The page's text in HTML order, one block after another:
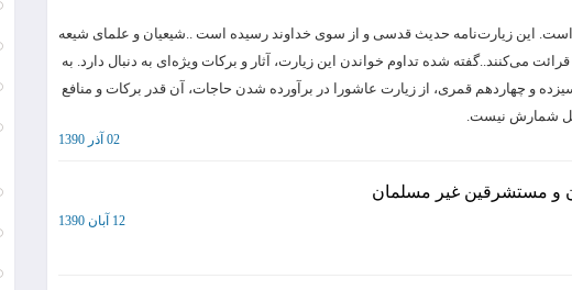
این زیارت‌نامه حدیث قدسی و از سوی خداوند رسیده است ..شیعیان و علمای شیعه
می‌کنند..گفته شده تداوم خواندن این زیارت، آثار و برکات ویژه‌ای به دنبال دارد. به
و چهاردهم قمری، از زیارت عاشورا در برآورده شدن حاجات، آن قدر برکات و منافع
شمارش نیست.
02 آذر 1390
و مستشرقین غیر مسلمان
12 آبان 1390